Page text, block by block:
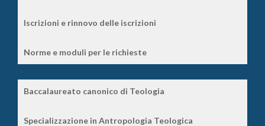
Iscrizioni e rinnovo delle iscrizioni
Norme e moduli per le richieste
Baccalaureato canonico di Teologia
Specializzazione in Antropologia Teologica